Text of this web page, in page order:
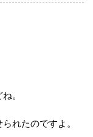
。
れたのですよ。